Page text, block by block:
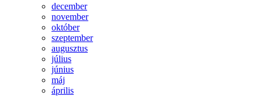
december
november
október
szeptember
augusztus
július
június
máj
április